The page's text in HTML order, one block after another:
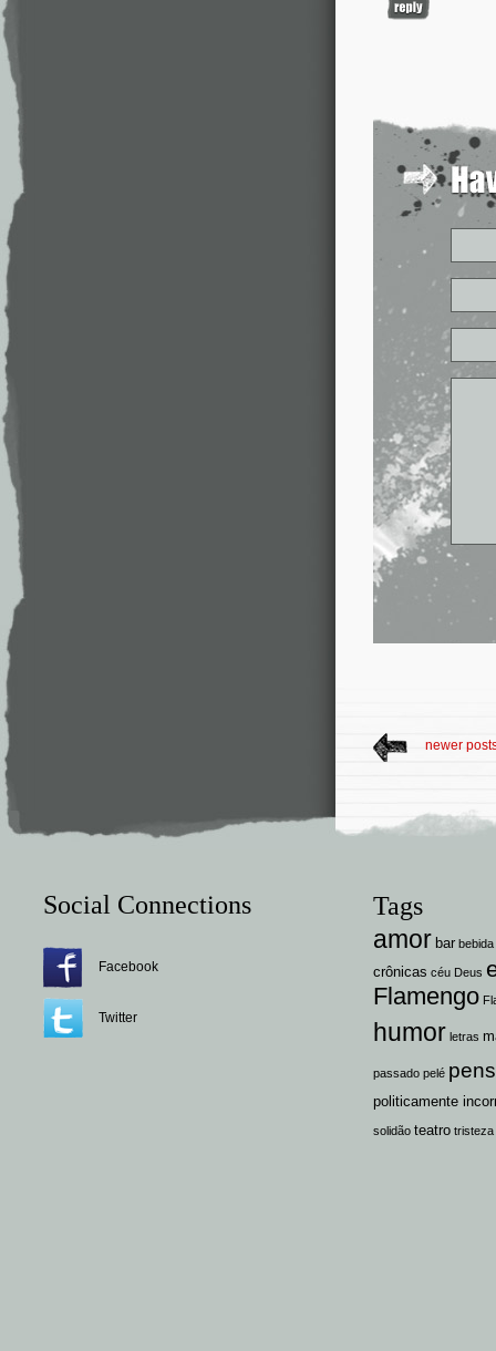
newer
Social Connections
Facebook
Twitter
Tags
amor bar bebida
crônicas céu Deus
Flamengo
humor letras
passado pelé
politicamente
solidão teatro tristeza